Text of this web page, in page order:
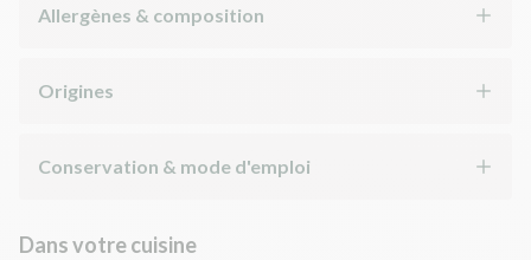
Allergènes & composition
Origines
Conservation & mode d'emploi
Dans votre cuisine